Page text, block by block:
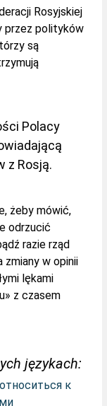
Rosyjskiej
przez polityków
są
Polacy
z Rosją.
żeby mówić,
odrzucić
razie rząd
zmiany w opinii
lękami
z czasem
językach:
к